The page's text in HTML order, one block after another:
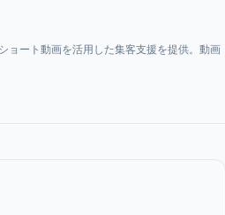
ョート動画を活用した集客支援を提供。動画